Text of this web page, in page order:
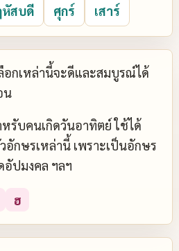
สบดี ศุกร์ เสาร์
อกเหล่านี้จะดีและสมบูรณ์ได้
น
รับคนเกิดวันอาทิตย์ ใช้ได้
กษรเหล่านี้ เพราะเป็นอักษร
อัปมงคล ฯลฯ
ฮ